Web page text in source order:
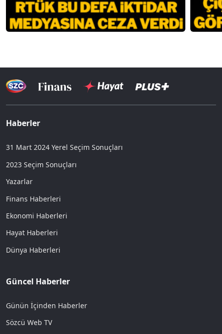
Haberler
31 Mart 2024 Yerel Seçim Sonuçları
2023 Seçim Sonuçları
Yazarlar
Finans Haberleri
Ekonomi Haberleri
Hayat Haberleri
Dünya Haberleri
Güncel Haberler
Günün İçinden Haberler
Sözcü Web TV